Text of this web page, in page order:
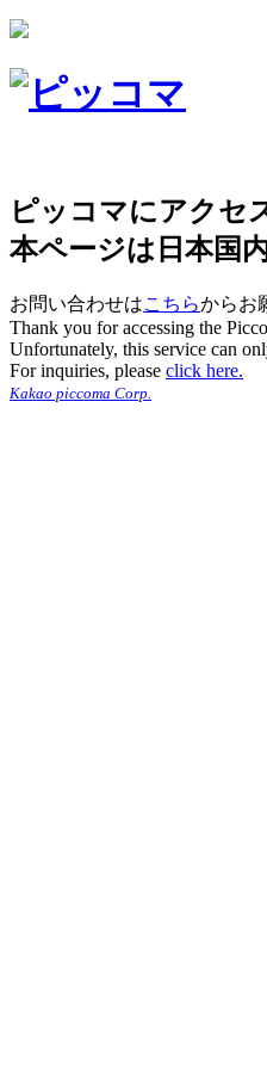
ピッコマにアクセ
本ページは日本国
お問い合わせはこちらからお
Thank you for accessing the
Unfortunately, this service can
For inquiries, please click here.
Kakao piccoma Corp.